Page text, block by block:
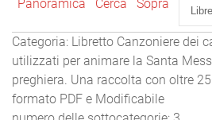
Panoramica Cerca Sopra
Categoria: Libretto Canzoniere dei
utilizzati per animare la Santa
preghiera. Una raccolta con oltre
formato PDF e Modificabile